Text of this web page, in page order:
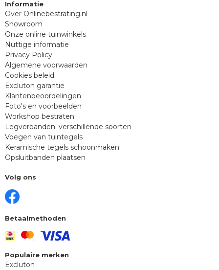
Informatie
Over Onlinebestrating.nl
Showroom
Onze online tuinwinkels
Nuttige informatie
Privacy Policy
Algemene voorwaarden
Cookies beleid
Excluton garantie
Klantenbeoordelingen
Foto's en voorbeelden
Workshop bestraten
Legverbanden: verschillende soorten
Voegen van tuintegels
Keramische tegels schoonmaken
Opsluitbanden plaatsen
Volg ons
Betaalmethoden
Populaire merken
Excluton